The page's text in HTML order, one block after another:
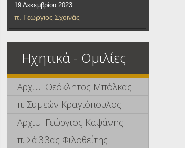
19 Δεκεμβρίου 2023
π. Γεώργιος Σχοινάς
Ηχητικά - Ομιλίες
Αρχιμ. Θεόκλητος Μπόλκας
π. Συμεών Κραγιόπουλος
Αρχιμ. Γεώργιος Καψάνης
π. Σάββας Φιλοθεΐτης